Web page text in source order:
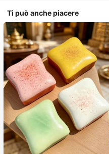
Ti può anche piacere